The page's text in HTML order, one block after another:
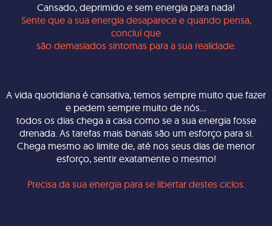
Cansado, deprimido e sem energia para nada!
Sente que a sua energia desaparece e quando pensa,
concluí que
são demasiados sintomas para a sua realidade.
A vida quotidiana é cansativa, temos sempre muito que fazer
e pedem sempre muito de nós...
todos os dias chega a casa como se a sua energia fosse
drenada. As tarefas mais banais são um esforço para si.
Chega mesmo ao limite de, até nos seus dias de menor
esforço, sentir exatamente o mesmo!
Precisa da sua energia para se libertar destes ciclos.